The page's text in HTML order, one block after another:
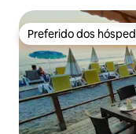
Preferido dos
Preferido dos